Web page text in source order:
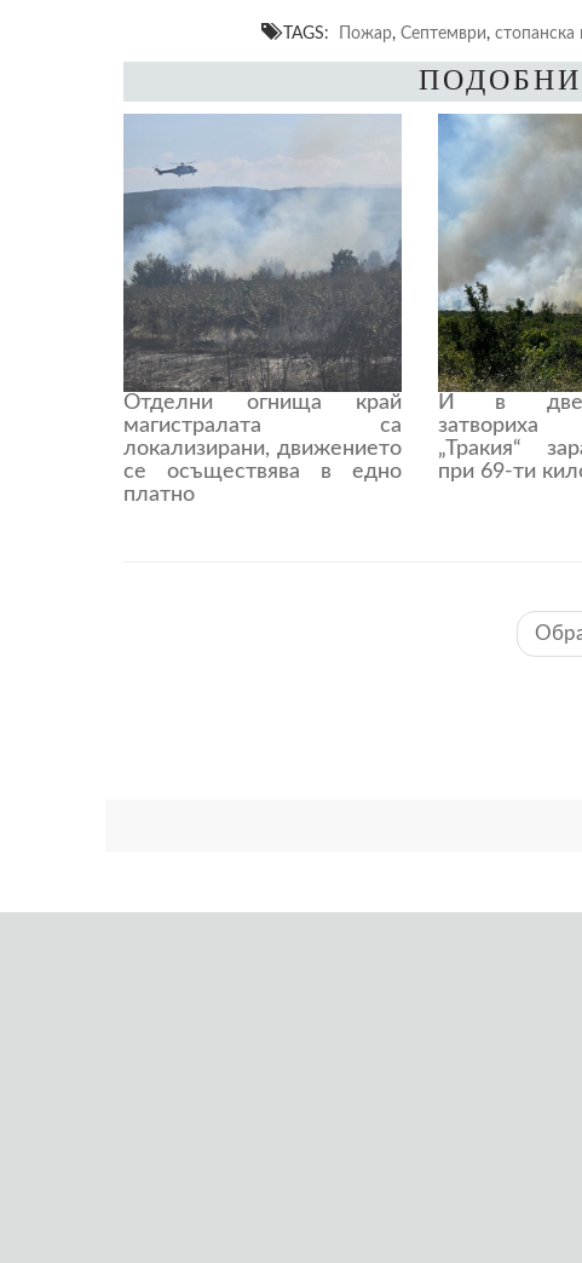
TAGS: Пожар, Септември, стопанска
Отделни огнища край
магистралата са
локализирани, движението
се осъществява в едно
платно
И в
затвориха
„Тракия“
при 69-ти